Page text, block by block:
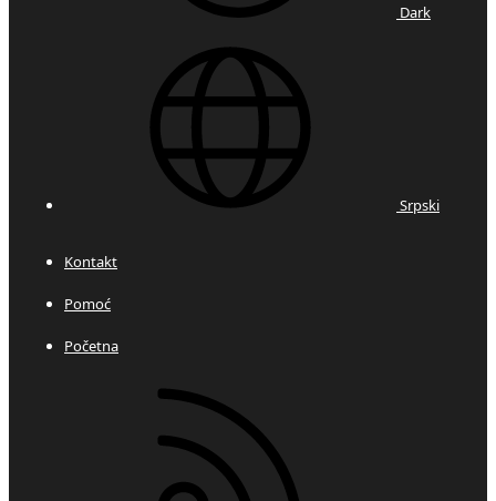
Dark
Srpski
Kontakt
Pomoć
Početna